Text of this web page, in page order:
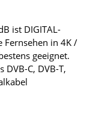
ist DIGITAL-
Fernsehen in 4K /
geeignet.
C, DVB-T,